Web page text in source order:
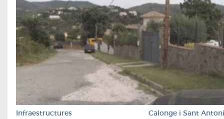
Infraestructures Calonge i Sant Antoni